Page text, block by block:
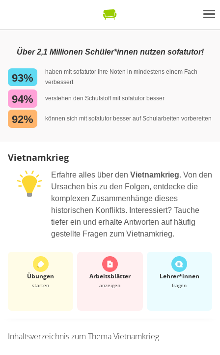
Über 2,1 Millionen Schüler*innen nutzen sofatutor!
93%
haben mit sofatutor ihre Noten in mindestens einem Fach
verbessert
94% verstehen den Schulstoff mit sofatutor besser
92% können sich mit sofatutor besser auf Schularbeiten vorbereiten
Vietnamkrieg
Erfahre alles über den Vietnamkrieg. Von den
Ursachen bis zu den Folgen, entdecke die
komplexen Zusammenhänge dieses
historischen Konflikts. Interessiert? Tauche
tiefer ein und erhalte Antworten auf häufig
gestellte Fragen zum Vietnamkrieg.
Übungen
starten
Arbeits­blätter
anzeigen
Lehrer*​innen
fragen
Inhaltsverzeichnis zum ThemaVietnamkrieg